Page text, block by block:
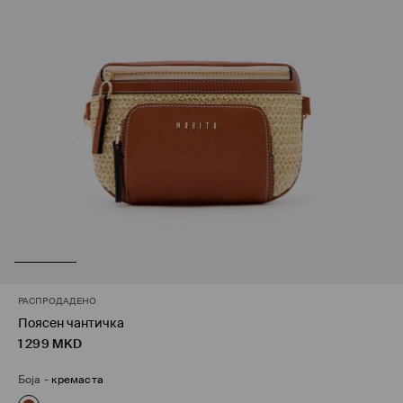
РАСПРОДАДЕНО
Поясен чантичка
1 299 MKD
Боја - кремаста